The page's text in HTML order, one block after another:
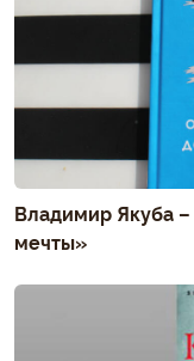
Владимир Якуба –
мечты»